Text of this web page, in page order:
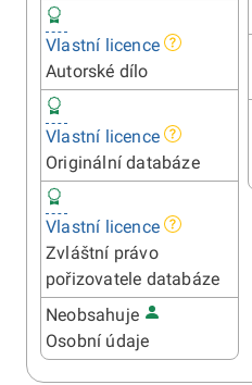
Vlastní licence
Autorské dílo
Vlastní licence
Originální databáze
Vlastní licence
Zvláštní právo
pořizovatele databáze
Neobsahuje
Osobní údaje